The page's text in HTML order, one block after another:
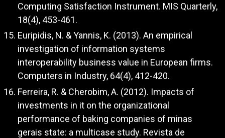
Computing Satisfaction Instrument. MIS Quarterly,
18(4), 453-461.
Euripidis, N. & Yannis, K. (2013). An empirical
investigation of information systems
interoperability business value in European firms.
Computers in Industry, 64(4), 412-420.
Ferreira, R. & Cherobim, A. (2012). Impacts of
investments in it on the organizational
performance of baking companies of minas
gerais state: a multicase study. Revista de